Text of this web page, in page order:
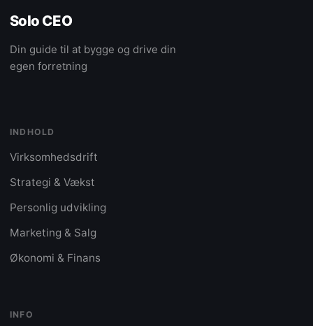
Solo CEO
Din guide til at bygge og drive din
egen forretning
INDHOLD
Virksomhedsdrift
Strategi & Vækst
Personlig udvikling
Marketing & Salg
Økonomi & Finans
INFO